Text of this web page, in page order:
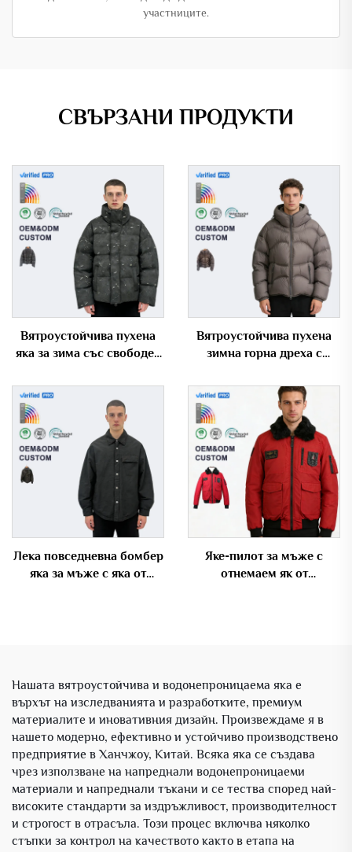
участниците.
СВЪРЗАНИ ПРОДУКТИ
Вятроустойчива пухена
яка за зима със свободен
OEM/ODM, с ефект на
изгоряване
Вятроустойчива пухена
зимна горна дреха с
оформление и капюшон
за мъже
Лека повседневна бомбер
яка за мъже с яка от
Яке-пилот за мъже с
отнемаем як от
Нашата вятроустойчива и водонепроницаема яка е
върхът на изследванията и разработките, премиум
материалите и иновативния дизайн. Произвеждаме я в
нашето модерно, ефективно и устойчиво производствено
предприятие в Ханчжоу, Китай. Всяка яка се създава
чрез използване на напреднали водонепроницаеми
материали и напреднали тъкани и се тества според най-
високите стандарти за издръжливост, производителност
и строгост в отрасъла. Този процес включва няколко
стъпки за контрол на качеството както в етапа на